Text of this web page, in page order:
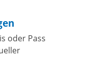
oder Pass